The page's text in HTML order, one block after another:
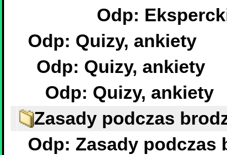
Odp:
Odp: Quizy, ankiety
Odp: Quizy, ankiety
Odp: Quizy, ankiety
Zasady podczas
Odp: Zasady podczas